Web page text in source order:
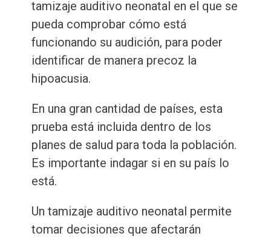
tamizaje auditivo neonatal en el que se
pueda comprobar cómo está
funcionando su audición, para poder
identificar de manera precoz la
hipoacusia.
En una gran cantidad de países, esta
prueba está incluida dentro de los
planes de salud para toda la población.
Es importante indagar si en su país lo
está.
Un tamizaje auditivo neonatal permite
tomar decisiones que afectarán